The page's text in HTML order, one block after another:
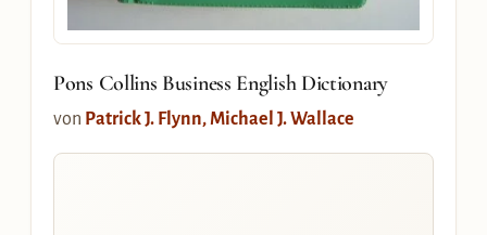
Pons Collins Business English Dictionary
von Patrick J. Flynn, Michael J. Wallace